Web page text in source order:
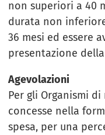
non superiori a 40
durata non
36 mesi ed essere
presentazione
Agevolazioni
Per gli Organismi
concesse nella
spesa, per una